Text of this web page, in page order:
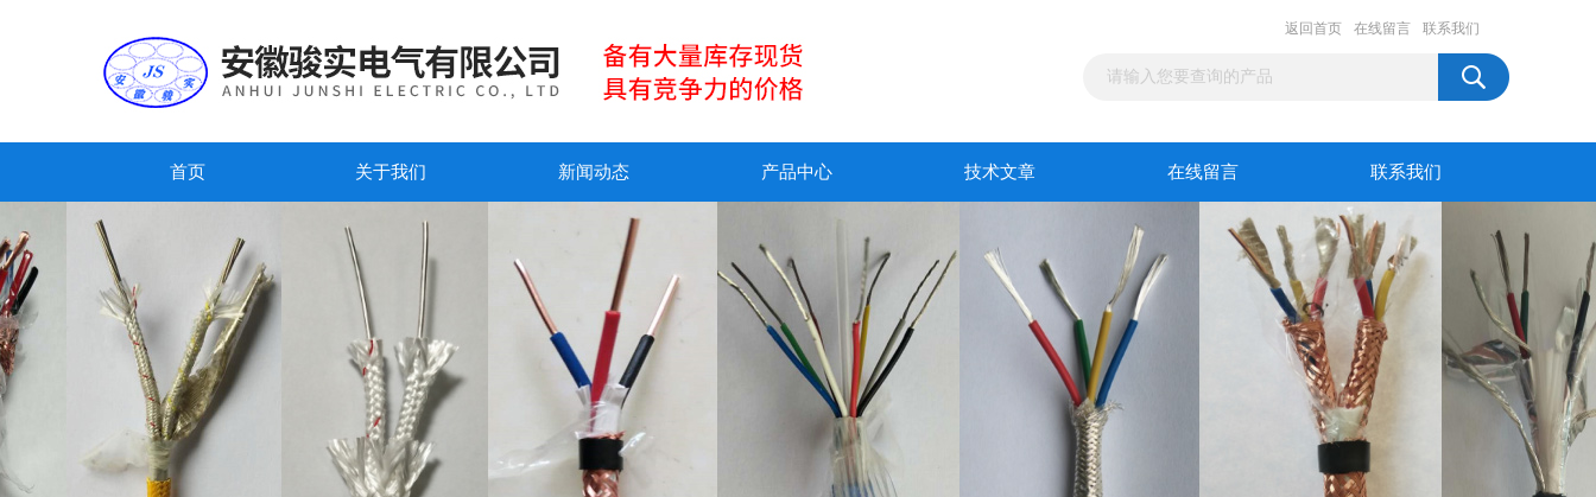
返回首页 在线留言 联系我们
首页 关于我们 新闻动态 产品中心 技术文章 在线留言 联系我们